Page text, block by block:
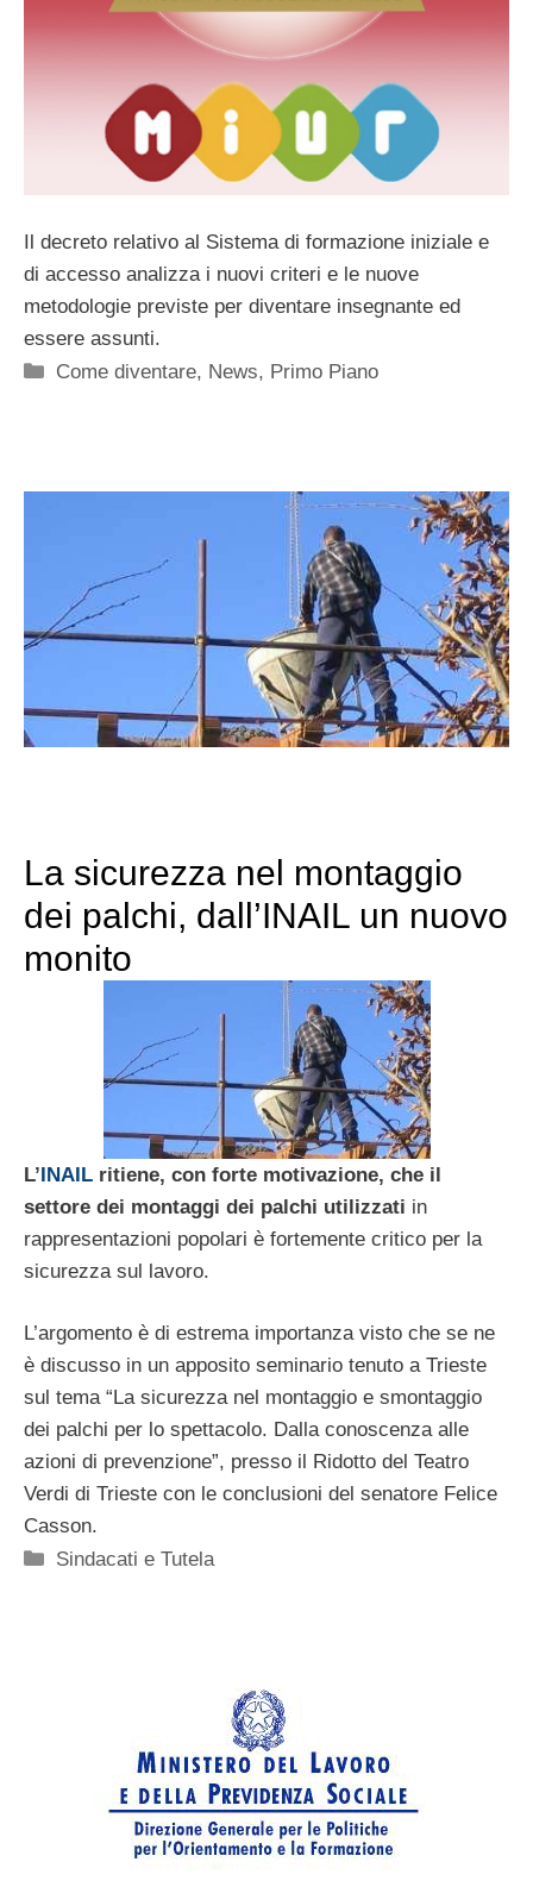
Il decreto relativo al Sistema di formazione iniziale e
di accesso analizza i nuovi criteri e le nuove
metodologie previste per diventare insegnante ed
essere assunti.
Categorie
Come diventare, News, Primo Piano
La sicurezza nel montaggio
dei palchi, dall’INAIL un nuovo
monito
L’INAIL ritiene, con forte motivazione, che il
settore dei montaggi dei palchi utilizzati in
rappresentazioni popolari è fortemente critico per la
sicurezza sul lavoro.
L’argomento è di estrema importanza visto che se ne
è discusso in un apposito seminario tenuto a Trieste
sul tema “La sicurezza nel montaggio e smontaggio
dei palchi per lo spettacolo. Dalla conoscenza alle
azioni di prevenzione”, presso il Ridotto del Teatro
Verdi di Trieste con le conclusioni del senatore Felice
Casson.
Categorie
Sindacati e Tutela